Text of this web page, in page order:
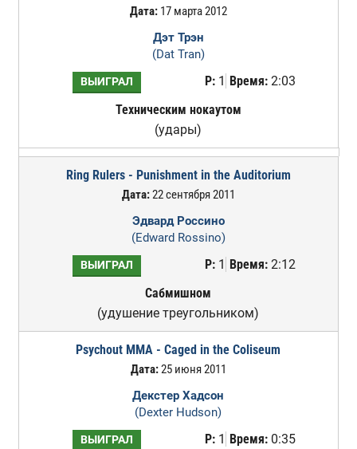
Дата:17 марта 2012
Дэт Трэн
(Dat Tran)
ВЫИГРАЛ Р:1 Время:2:03
Техническим нокаутом
(удары)
Ring Rulers - Punishment in the Auditorium
Дата:22 сентября 2011
Эдвард Россино
(Edward Rossino)
ВЫИГРАЛ Р:1 Время:2:12
Сабмишном
(удушение треугольником)
Psychout MMA - Caged in the Coliseum
Дата:25 июня 2011
Декстер Хадсон
(Dexter Hudson)
ВЫИГРАЛ Р:1 Время:0:35